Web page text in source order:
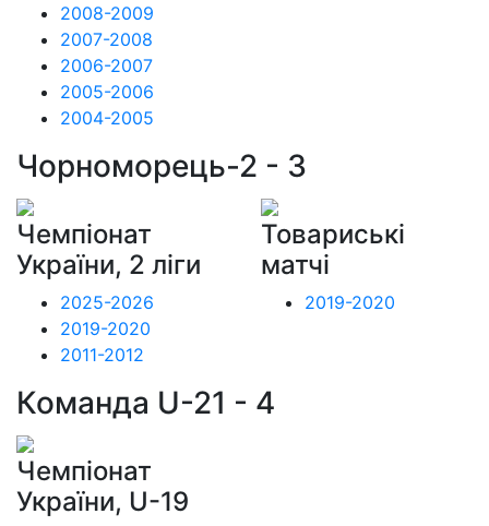
2008-2009
2007-2008
2006-2007
2005-2006
2004-2005
Чорноморець-2 - 3
Чемпіонат
України, 2 ліги
2025-2026
2019-2020
2011-2012
Товариські
матчі
2019-2020
Команда U-21 - 4
Чемпіонат
України, U-19